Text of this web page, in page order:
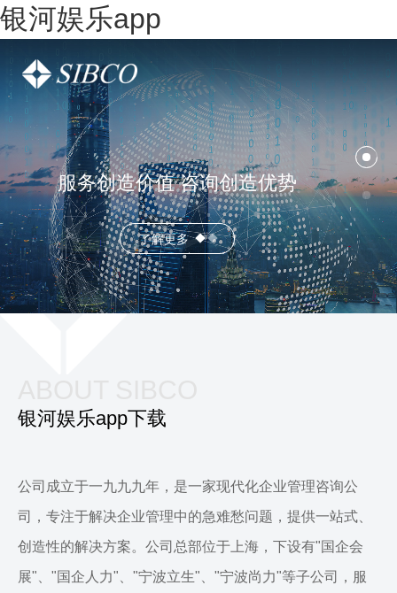
银河娱乐app
服务创造价值 咨询创造优势
了解更多
银河娱乐app下载
公司成立于一九九九年，是一家现代化企业管理咨询公
司，专注于解决企业管理中的急难愁问题，提供一站式、
创造性的解决方案。公司总部位于上海，下设有"国企会
展"、"国企人力"、"宁波立生"、"宁波尚力"等子公司，服